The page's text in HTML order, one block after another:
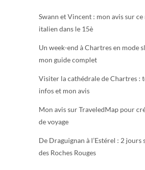
Swann et Vincent : mon avis sur
italien dans le 15è
Un week-end à Chartres en mode
mon guide complet
Visiter la cathédrale de Chartres :
infos et mon avis
Mon avis sur TraveledMap pour
de voyage
De Draguignan à l’Estérel : 2 jours
des Roches Rouges